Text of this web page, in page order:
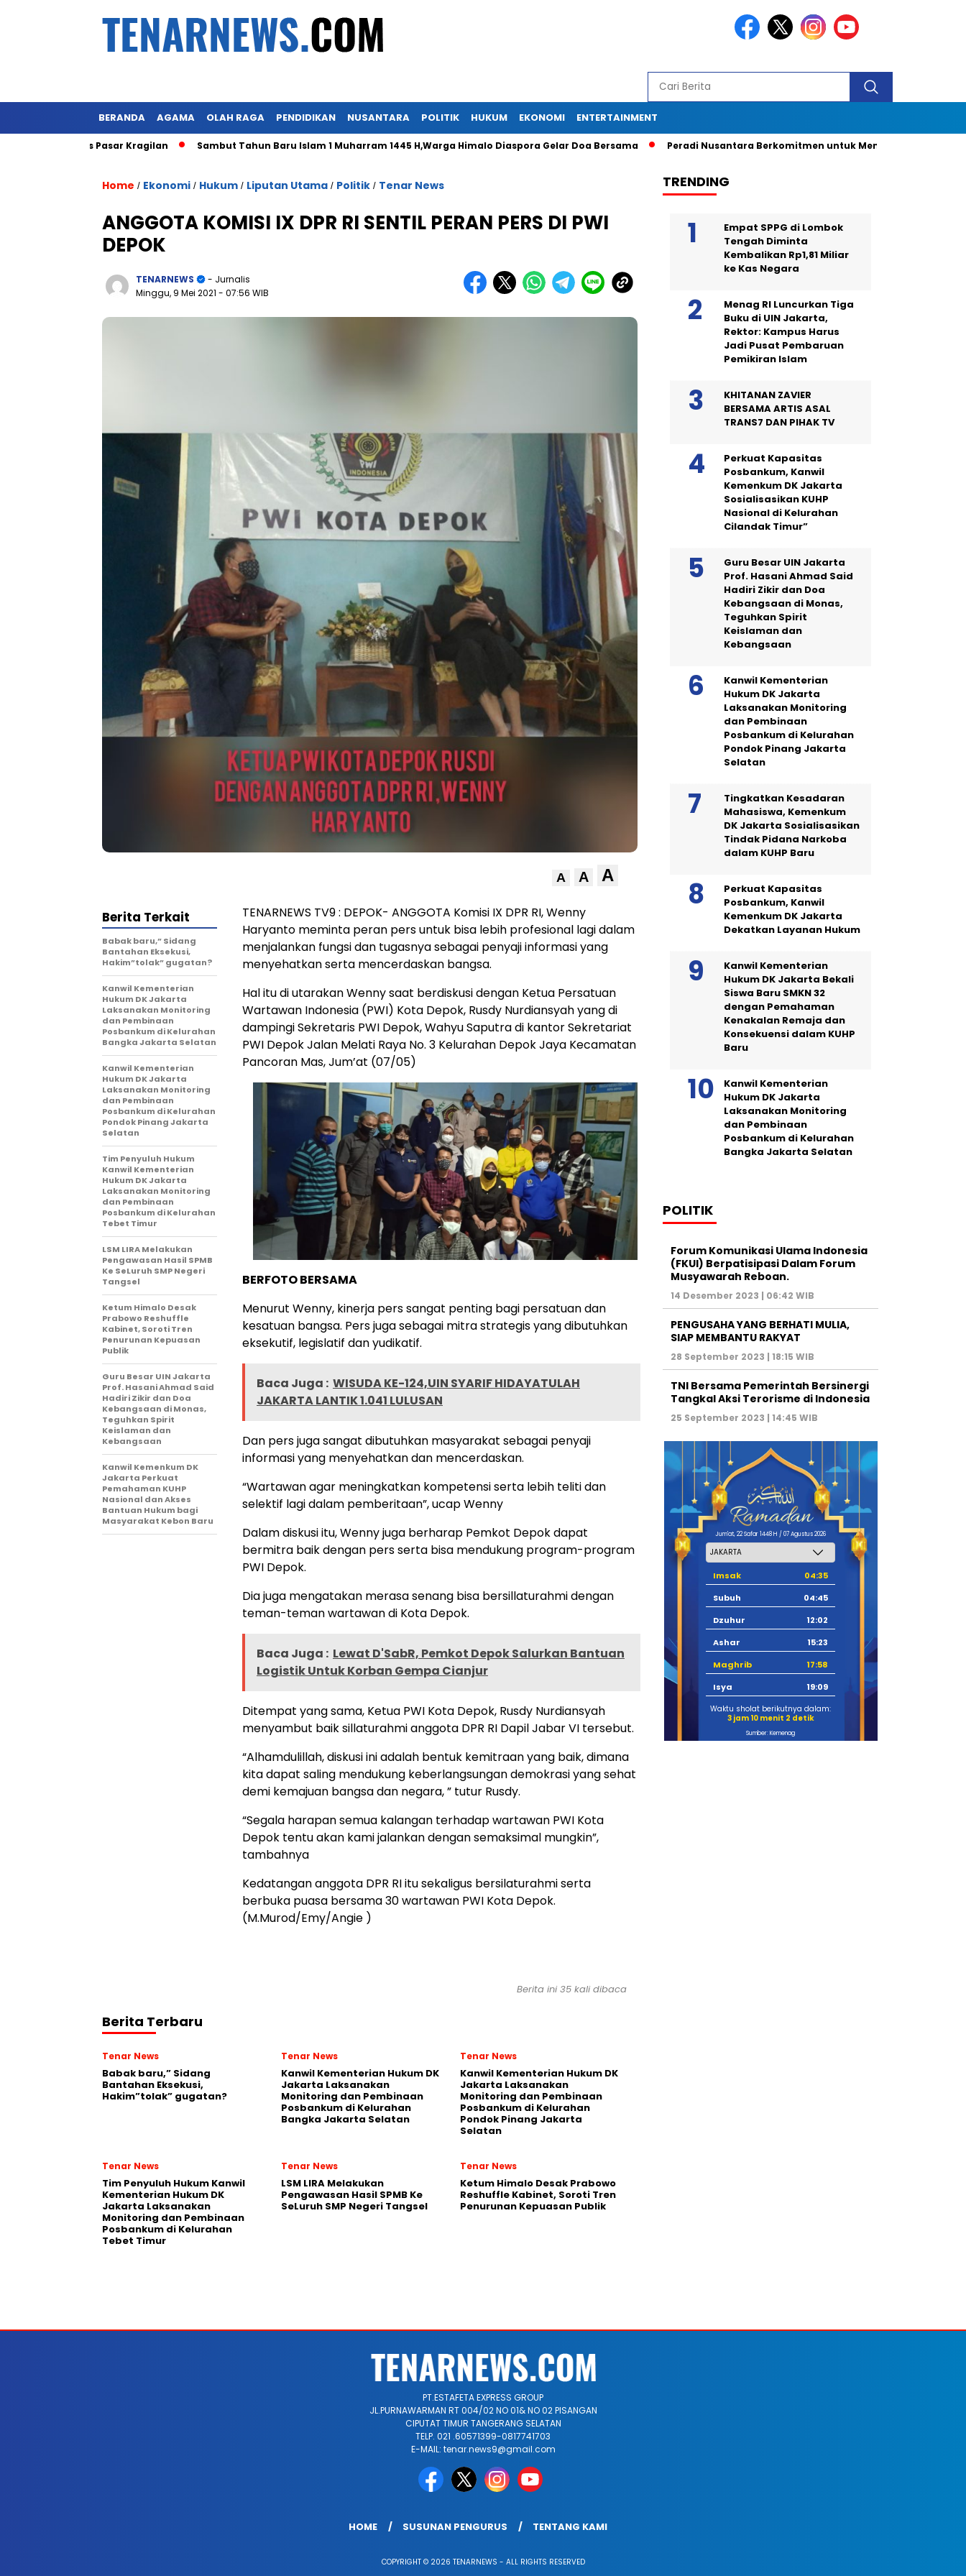
BERANDA AGAMA OLAH RAGA PENDIDIKAN NUSANTARA POLITIK HUKUM EKONOMI ENTERTAINMENT
Eks Pasar Kragilan Sambut Tahun Baru Islam 1 Muharram 1445 H,Warga Himalo Diaspora Gelar Doa Bersama Peradi Nusantara Berkomitmen untuk Menjadi Advokat Spesialis
Home / Ekonomi / Hukum / Liputan Utama / Politik / Tenar News
ANGGOTA KOMISI IX DPR RI SENTIL PERAN PERS DI PWI
DEPOK
TENARNEWS
- Jurnalis
Minggu, 9 Mei 2021 - 07:56 WIB
A A A
TENARNEWS TV9 : DEPOK- ANGGOTA Komisi IX DPR RI, Wenny
Haryanto meminta peran pers untuk bisa lebih profesional lagi dalam
menjalankan fungsi dan tugasnya sebagai penyaji informasi yang
menyehatkan serta mencerdaskan bangsa.
Hal itu di utarakan Wenny saat berdiskusi dengan Ketua Persatuan
Wartawan Indonesia (PWI) Kota Depok, Rusdy Nurdiansyah yang di
dampingi Sekretaris PWI Depok, Wahyu Saputra di kantor Sekretariat
PWI Depok Jalan Melati Raya No. 3 Kelurahan Depok Jaya Kecamatan
Pancoran Mas, Jum’at (07/05)
BERFOTO BERSAMA
Menurut Wenny, kinerja pers sangat penting bagi persatuan dan
kesatuan bangsa. Pers juga sebagai mitra strategis yang dibutuhkan
eksekutif, legislatif dan yudikatif.
Baca Juga : WISUDA KE-124,UIN SYARIF HIDAYATULAH
JAKARTA LANTIK 1.041 LULUSAN
Dan pers juga sangat dibutuhkan masyarakat sebagai penyaji
informasi yang menyehatkan dan mencerdaskan.
“Wartawan agar meningkatkan kompetensi serta lebih teliti dan
selektif lagi dalam pemberitaan”, ucap Wenny
Dalam diskusi itu, Wenny juga berharap Pemkot Depok dapat
bermitra baik dengan pers serta bisa mendukung program-program
PWI Depok.
Dia juga mengatakan merasa senang bisa bersillaturahmi dengan
teman-teman wartawan di Kota Depok.
Baca Juga : Lewat D'SabR, Pemkot Depok Salurkan Bantuan
Logistik Untuk Korban Gempa Cianjur
Ditempat yang sama, Ketua PWI Kota Depok, Rusdy Nurdiansyah
menyambut baik sillaturahmi anggota DPR RI Dapil Jabar VI tersebut.
“Alhamdulillah, diskusi ini adalah bentuk kemitraan yang baik, dimana
kita dapat saling mendukung keberlangsungan demokrasi yang sehat
demi kemajuan bangsa dan negara, ” tutur Rusdy.
“Segala harapan semua kalangan terhadap wartawan PWI Kota
Depok tentu akan kami jalankan dengan semaksimal mungkin”,
tambahnya
Kedatangan anggota DPR RI itu sekaligus bersilaturahmi serta
berbuka puasa bersama 30 wartawan PWI Kota Depok.
(M.Murod/Emy/Angie )
Berita Terkait
Babak baru,” Sidang
Bantahan Eksekusi,
Hakim”tolak” gugatan?
Kanwil Kementerian
Hukum DK Jakarta
Laksanakan Monitoring
dan Pembinaan
Posbankum di Kelurahan
Bangka Jakarta Selatan
Kanwil Kementerian
Hukum DK Jakarta
Laksanakan Monitoring
dan Pembinaan
Posbankum di Kelurahan
Pondok Pinang Jakarta
Selatan
Tim Penyuluh Hukum
Kanwil Kementerian
Hukum DK Jakarta
Laksanakan Monitoring
dan Pembinaan
Posbankum di Kelurahan
Tebet Timur
LSM LIRA Melakukan
Pengawasan Hasil SPMB
Ke SeLuruh SMP Negeri
Tangsel
Ketum Himalo Desak
Prabowo Reshuffle
Kabinet, Soroti Tren
Penurunan Kepuasan
Publik
Guru Besar UIN Jakarta
Prof. Hasani Ahmad Said
Hadiri Zikir dan Doa
Kebangsaan di Monas,
Teguhkan Spirit
Keislaman dan
Kebangsaan
Kanwil Kemenkum DK
Jakarta Perkuat
Pemahaman KUHP
Nasional dan Akses
Bantuan Hukum bagi
Masyarakat Kebon Baru
Berita ini 35 kali dibaca
Berita Terbaru
Tenar News
Babak baru,” Sidang
Bantahan Eksekusi,
Hakim”tolak” gugatan?
Tenar News
Kanwil Kementerian Hukum DK
Jakarta Laksanakan
Monitoring dan Pembinaan
Posbankum di Kelurahan
Bangka Jakarta Selatan
Tenar News
Kanwil Kementerian Hukum DK
Jakarta Laksanakan
Monitoring dan Pembinaan
Posbankum di Kelurahan
Pondok Pinang Jakarta
Selatan
Tenar News
Tim Penyuluh Hukum Kanwil
Kementerian Hukum DK
Jakarta Laksanakan
Monitoring dan Pembinaan
Posbankum di Kelurahan
Tebet Timur
Tenar News
LSM LIRA Melakukan
Pengawasan Hasil SPMB Ke
SeLuruh SMP Negeri Tangsel
Tenar News
Ketum Himalo Desak Prabowo
Reshuffle Kabinet, Soroti Tren
Penurunan Kepuasan Publik
TRENDING
Empat SPPG di Lombok
Tengah Diminta
Kembalikan Rp1,81 Miliar
ke Kas Negara
Menag RI Luncurkan Tiga
Buku di UIN Jakarta,
Rektor: Kampus Harus
Jadi Pusat Pembaruan
Pemikiran Islam
KHITANAN ZAVIER
BERSAMA ARTIS ASAL
TRANS7 DAN PIHAK TV
Perkuat Kapasitas
Posbankum, Kanwil
Kemenkum DK Jakarta
Sosialisasikan KUHP
Nasional di Kelurahan
Cilandak Timur”
Guru Besar UIN Jakarta
Prof. Hasani Ahmad Said
Hadiri Zikir dan Doa
Kebangsaan di Monas,
Teguhkan Spirit
Keislaman dan
Kebangsaan
Kanwil Kementerian
Hukum DK Jakarta
Laksanakan Monitoring
dan Pembinaan
Posbankum di Kelurahan
Pondok Pinang Jakarta
Selatan
Tingkatkan Kesadaran
Mahasiswa, Kemenkum
DK Jakarta Sosialisasikan
Tindak Pidana Narkoba
dalam KUHP Baru
Perkuat Kapasitas
Posbankum, Kanwil
Kemenkum DK Jakarta
Dekatkan Layanan Hukum
Kanwil Kementerian
Hukum DK Jakarta Bekali
Siswa Baru SMKN 32
dengan Pemahaman
Kenakalan Remaja dan
Konsekuensi dalam KUHP
Baru
Kanwil Kementerian
Hukum DK Jakarta
Laksanakan Monitoring
dan Pembinaan
Posbankum di Kelurahan
Bangka Jakarta Selatan
POLITIK
Forum Komunikasi Ulama Indonesia
(FKUI) Berpatisipasi Dalam Forum
Musyawarah Reboan.
14 Desember 2023 | 06:42 WIB
PENGUSAHA YANG BERHATI MULIA,
SIAP MEMBANTU RAKYAT
28 September 2023 | 18:15 WIB
TNI Bersama Pemerintah Bersinergi
Tangkal Aksi Terorisme di Indonesia
25 September 2023 | 14:45 WIB
Jum'at, 22 Safar 1448 H / 07 Agustus 2026
Imsak
04:35
Subuh
04:45
Dzuhur
12:02
Ashar
15:23
Maghrib
17:58
Isya
19:09
Waktu sholat berikutnya dalam:
3 jam 10 menit 1 detik
Sumber: Kemenag
PT.ESTAFETA EXPRESS GROUP
JL.PURNAWARMAN RT 004/02 NO 01& NO 02 PISANGAN
CIPUTAT TIMUR TANGERANG SELATAN
TELP. 021 .60571399-0817741703
E-MAIL: tenar.news9@gmail.com
HOME SUSUNAN PENGURUS TENTANG KAMI
COPYRIGHT © 2026 TENARNEWS - ALL RIGHTS RESERVED